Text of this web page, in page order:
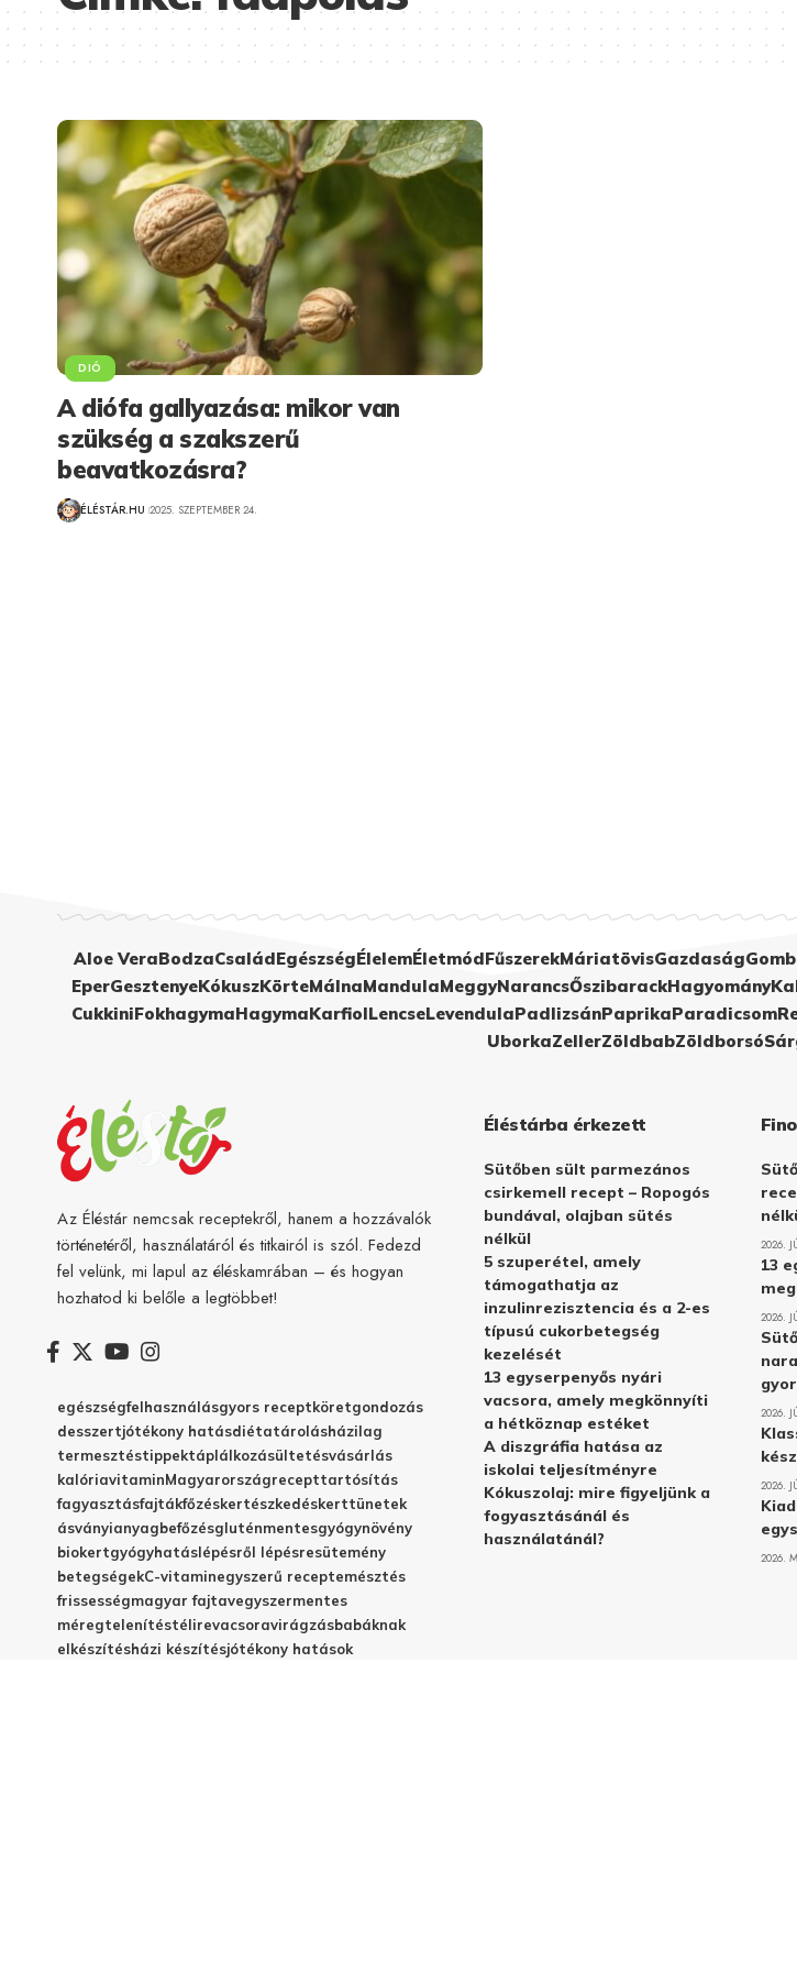
DIÓ
A diófa gallyazása: mikor van
szükség a szakszerű
beavatkozásra?
ÉLÉSTÁR.HU 2025. SZEPTEMBER 24.
Aloe VeraBodzaCsaládEgészségÉlelemÉletmódFűszerekMáriatövisGazdaság
EperGesztenyeKókuszKörteMálnaMandulaMeggyNarancsŐszibarackHagyomány
CukkiniFokhagymaHagymaKarfiolLencseLevendulaPadlizsánPaprikaParadicsom
UborkaZellerZöldbabZöldborsó
Az Éléstár nemcsak receptekről, hanem a hozzávalók
történetéről, használatáról és titkairól is szól. Fedezd
fel velünk, mi lapul az éléskamrában – és hogyan
hozhatod ki belőle a legtöbbet!
egészségfelhasználásgyors receptköretgondozás
desszertjótékony hatásdiétatárolásházilag
termesztéstippektáplálkozásültetésvásárlás
kalóriavitaminMagyarországrecepttartósítás
fagyasztásfajtákfőzéskertészkedéskerttünetek
ásványianyagbefőzésgluténmentesgyógynövény
biokertgyógyhatáslépésről lépésresütemény
betegségekC-vitaminegyszerű receptemésztés
frissességmagyar fajtavegyszermentes
méregtelenítéstélirevacsoravirágzásbabáknak
elkészítésházi készítésjótékony hatások
Éléstárba érkezett
Sütőben sült parmezános
csirkemell recept – Ropogós
bundával, olajban sütés
nélkül
5 szuperétel, amely
támogathatja az
inzulinrezisztencia és a 2-es
típusú cukorbetegség
kezelését
13 egyserpenyős nyári
vacsora, amely megkönnyíti
a hétköznap estéket
A diszgráfia hatása az
iskolai teljesítményre
Kókuszolaj: mire figyeljünk a
fogyasztásánál és
használatánál?
2026.
13
2026.
2026.
2026.
2026.